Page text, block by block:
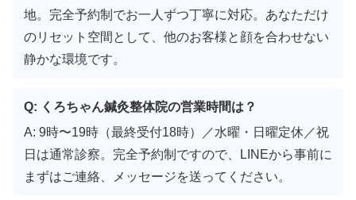
地。完全予約制でお一人ずつ丁寧に対応。あなただけ
のリセット空間として、他のお客様と顔を合わせない
静かな環境です。
Q: くろちゃん鍼灸整体院の営業時間は？
A: 9時〜19時（最終受付18時）／水曜・日曜定休／祝
日は通常診察。完全予約制ですので、LINEから事前に
まずはご連絡、メッセージを送ってください。